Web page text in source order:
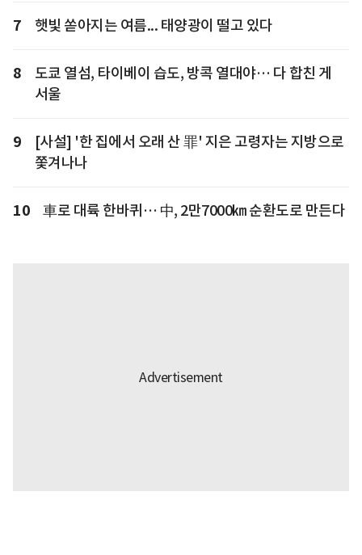
7 햇빛 쏟아지는 여름... 태양광이 떨고 있다
8
도쿄 열섬, 타이베이 습도, 방콕 열대야… 다 합친 게
서울
9
[사설] '한 집에서 오래 산 罪' 지은 고령자는 지방으로
쫓겨나나
10 車로 대륙 한바퀴… 中, 2만7000㎞ 순환도로 만든다